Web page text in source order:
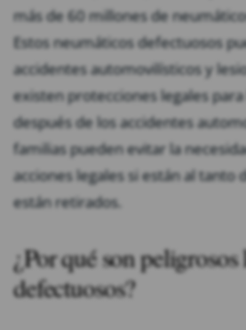
más de 60 millones de
Estos neumáticos defectuosos
accidentes automovilísticos y
existen protecciones legales
después de los accidentes
familias pueden evitar la
acciones legales si están al tanto
están retirados.
¿Por qué son
defectuosos?